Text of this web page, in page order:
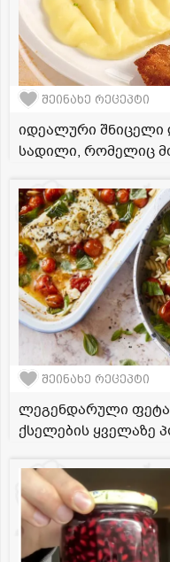
შეინახე რეცეპტი
იდეალური შნიცელი
სადილი, რომელიც
შეინახე რეცეპტი
ლეგენდარული
ქსელების ყველაზე